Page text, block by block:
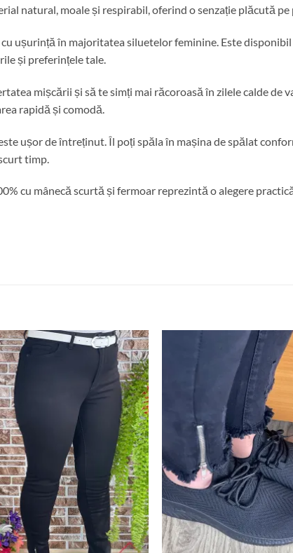
natural, moale și respirabil, oferind o senzație plăcută
ușurință în majoritatea siluetelor feminine. Este
și preferințele tale.
mișcării și să te simți mai răcoroasă în zilele calde de
rapidă și comodă.
ușor de întreținut. Îl poți spăla în mașina de spălat
timp.
cu mânecă scurtă și fermoar reprezintă o alegere
Adauga
la
favorite